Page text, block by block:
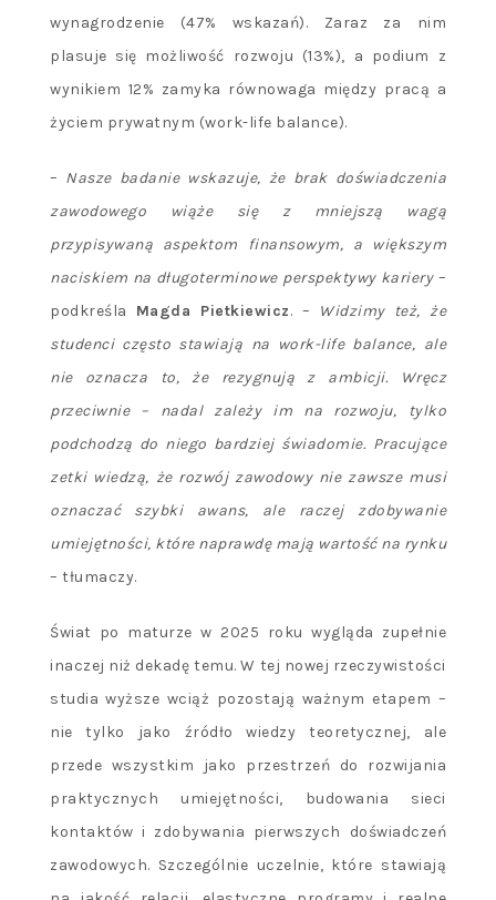
wynagrodzenie (47% wskazań). Zaraz za nim
plasuje się możliwość rozwoju (13%), a podium z
wynikiem 12% zamyka równowaga między pracą a
życiem prywatnym (work-life balance).
– Nasze badanie wskazuje, że brak doświadczenia
zawodowego wiąże się z mniejszą wagą
przypisywaną aspektom finansowym, a większym
naciskiem na długoterminowe perspektywy kariery –
podkreśla Magda Pietkiewicz. –
Widzimy też, że
studenci często stawiają na work-life balance, ale
nie oznacza to, że rezygnują z ambicji. Wręcz
przeciwnie – nadal zależy im na rozwoju, tylko
podchodzą do niego bardziej świadomie. Pracujące
zetki wiedzą, że rozwój zawodowy nie zawsze musi
oznaczać szybki awans, ale raczej zdobywanie
umiejętności, które naprawdę mają wartość na rynku
– tłumaczy.
Świat po maturze w 2025 roku wygląda zupełnie
inaczej niż dekadę temu. W tej nowej rzeczywistości
studia wyższe wciąż pozostają ważnym etapem –
nie tylko jako źródło wiedzy teoretycznej, ale
przede wszystkim jako przestrzeń do rozwijania
praktycznych umiejętności, budowania sieci
kontaktów i zdobywania pierwszych doświadczeń
zawodowych. Szczególnie uczelnie, które stawiają